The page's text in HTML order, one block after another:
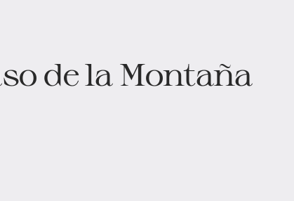
de la Montaña